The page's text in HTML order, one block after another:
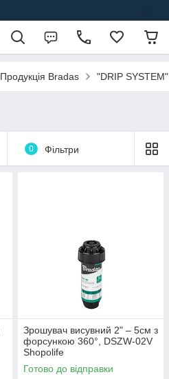
Продукція Bradas "DRIP
0 Фільтри
Зрошувач висувний 2" – 5см з
форсункою 360°, DSZW-02V
Shopolife
Готово до відправки